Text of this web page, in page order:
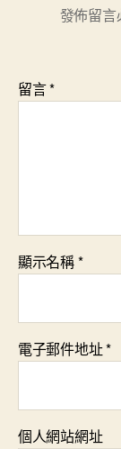
發佈留言
留言*
顯示名稱*
電子郵件地址*
個人網站網址